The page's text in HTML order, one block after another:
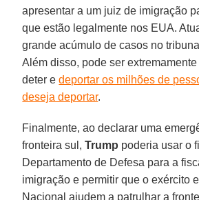
apresentar a um juiz de imigração
que estão legalmente nos EUA.
grande acúmulo de casos no
Além disso, pode ser extremamente
deter edeportar os milhões de
deseja deportar.
Finalmente, ao declarar uma
fronteira sul,Trump poderia usar o
Departamento de Defesa para a
imigração e permitir que o exército
Nacional ajudem a patrulhar a